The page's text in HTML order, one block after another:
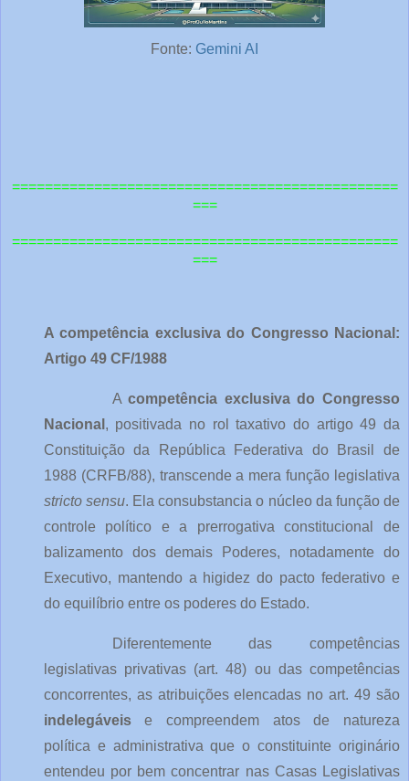
Fonte: Gemini AI
===============================================
===
===============================================
===
A competência exclusiva do Congresso Nacional:
Artigo 49 CF/1988
A competência exclusiva do Congresso
Nacional , positivada no rol taxativo do artigo 49 da
Constituição da República Federativa do Brasil de
stricto sensu. Ela consubstancia o núcleo da função de
controle político e a prerrogativa constitucional de
balizamento dos demais Poderes, notadamente do
Executivo, mantendo a higidez do pacto federativo e
do equilíbrio entre os poderes do Estado.
Diferentemente das competências
legislativas privativas (art. 48) ou das competências
indelegáveis e compreendem atos de natureza
política e administrativa que o constituinte originário
entendeu por bem concentrar nas Casas Legislativas